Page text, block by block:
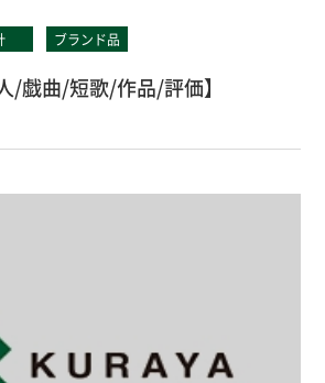
ブランド品
/戯曲/短歌/作品/評価】